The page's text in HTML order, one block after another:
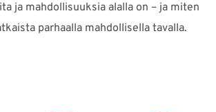
ja mahdollisuuksia alalla on – ja miten
parhaalla mahdollisella tavalla.